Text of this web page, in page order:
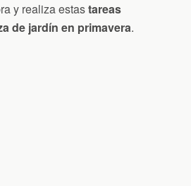
y realiza estastareas
de jardín en primavera.